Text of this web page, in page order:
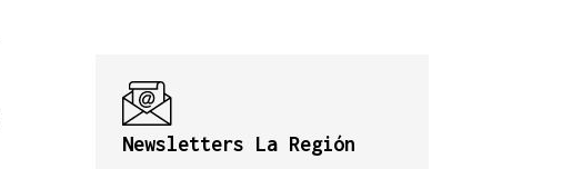
Newsletters La Región